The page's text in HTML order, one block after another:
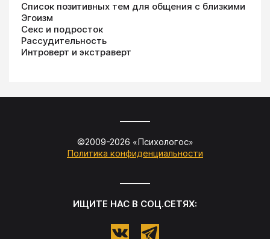
Список позитивных тем для общения с близкими
Эгоизм
Секс и подросток
Рассудительность
Интроверт и экстраверт
©2009-2026 «Психологос»
Политика конфиденциальности
ИЩИТЕ НАС В СОЦ.СЕТЯХ: